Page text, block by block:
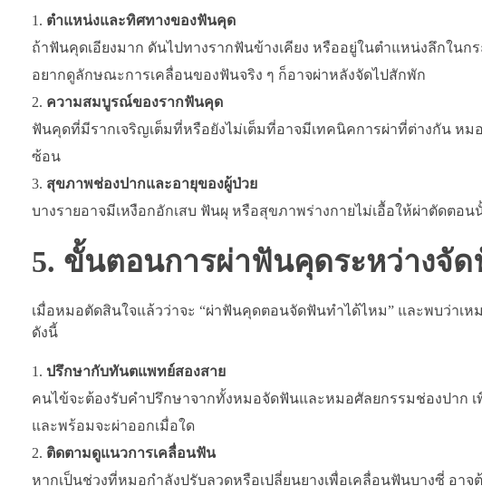
ตำแหน่งและทิศทางของฟันคุด
ถ้าฟันคุดเอียงมาก ดันไปทางรากฟันข้างเคียง หรืออยู่ในตำแหน่งลึกใน
อยากดูลักษณะการเคลื่อนของฟันจริง ๆ ก็อาจผ่าหลังจัดไปสักพัก
ความสมบูรณ์ของรากฟันคุด
ฟันคุดที่มีรากเจริญเต็มที่หรือยังไม่เต็มที่อาจมีเทคนิคการผ่าที่ต่างกัน หม
ซ้อน
สุขภาพช่องปากและอายุของผู้ป่วย
บางรายอาจมีเหงือกอักเสบ ฟันผุ หรือสุขภาพร่างกายไม่เอื้อให้ผ่าตัดตอ
5. ขั้นตอนการผ่าฟันคุดระหว่างจัด
เมื่อหมอตัดสินใจแล้วว่าจะ “ผ่าฟันคุดตอนจัดฟันทำได้ไหม” และพบว่าเ
ดังนี้
ปรึกษากับทันตแพทย์สองสาย
คนไข้จะต้องรับคำปรึกษาจากทั้งหมอจัดฟันและหมอศัลยกรรมช่องปาก
และพร้อมจะผ่าออกเมื่อใด
ติดตามดูแนวการเคลื่อนฟัน
หากเป็นช่วงที่หมอกำลังปรับลวดหรือเปลี่ยนยางเพื่อเคลื่อนฟันบางซี่ อา